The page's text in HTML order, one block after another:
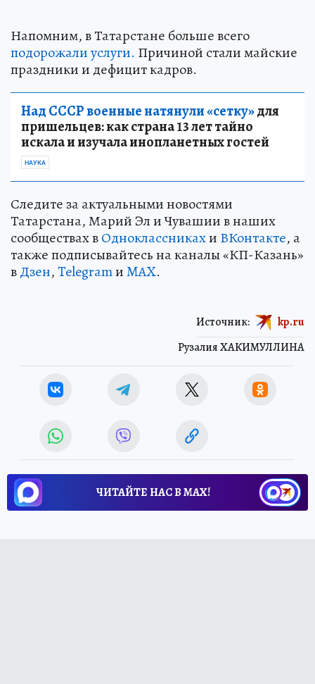
Напомним, в Татарстане больше всего
подорожали услуги. Причиной стали майские
праздники и дефицит кадров.
Над СССР военные натянули «сетку»для
пришельцев: как страна 13 лет тайно
искала и изучала инопланетных гостей
НАУКА
Следите за актуальными новостями
Татарстана, Марий Эл и Чувашии в наших
сообществах вОдноклассникахи ВКонтакте, а
также подписывайтесь на каналы «КП-Казань»
вДзен,TelegramиMAX.
Рузалия ХАКИМУЛЛИНА
Источник: kp.ru
ЧИТАЙТЕ НАС В МАХ!